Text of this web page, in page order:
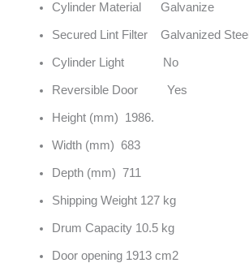
Cylinder Material Galvanize
Secured Lint Filter Galvanized Steel
Cylinder Light No
Reversible Door Yes
Height (mm) 1986.
Width (mm) 683
Depth (mm) 711
Shipping Weight 127 kg
Drum Capacity 10.5 kg
Door opening 1913 cm2